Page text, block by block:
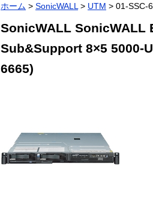
ホーム > SonicWALL > UTM > 01-SSC-
SonicWALL SonicWALL
Sub&Support 8×5 5000-
6665)